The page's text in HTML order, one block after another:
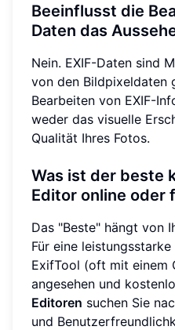
Beeinflusst die
Daten das
Nein. EXIF-Daten sind
von den Bildpixeldaten
Bearbeiten von EXIF-
weder das visuelle
Qualität Ihres Fotos.
Was ist der beste
Editor online oder
Das "Beste" hängt von
Für eine
ExifTool (oft mit einem
angesehen und
Editoren suchen Sie
und